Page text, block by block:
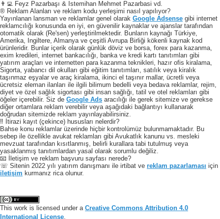
👨‍💻 Feyz Pazarbaşı & Istemihan Mehmet Pazarbasi vd.
® Reklam Alanları ve reklam kodu yerleşimi nasıl yapılıyor?
Yayınlanan lansman ve reklamlar genel olarak Google Adsense gibi internet
reklamcılığı konusunda en iyi, en güvenilir kaynaklar ve ajanslar tarafından
otomatik olarak (Re'sen) yerleştirilmektedir. Bunların kaynağı Türkiye,
Amerika, Ingiltere, Almanya ve çeşitli Avrupa Birliği kökenli kaynak kod
ürünleridir. Bunlar içerik olarak günlük döviz ve borsa, forex para kazanma,
exim kredileri, internet bankacılığı, banka ve kredi kartı tanıtımları gibi
yatırım araçları ve internetten para kazanma teknikleri, hazır ofis kiralama,
Sigorta, yabancı dil okulları gibi eğitim tanıtımları, satılık veya kiralık
taşınmaz eşyalar ve araç kiralama, ikinci el taşınır mallar, ücretli veya
ücretsiz eleman ilanları ile ilgili bilimum bedelli veya bedava reklamlar, rejim,
diyet ve özel sağlık sigortası gibi insan sağlığı, tatil ve otel reklamları gibi
öğeler içerebilir. Siz de Google Ads aracılığı ile gerek sitemize ve gerekse
diğer ortamlara reklam verebilir veya aşağıdaki bağlantıyı kullanarak
doğrudan sitemizde reklam yayınlayabilirsiniz.
‼️ İtirazi kayıt (çekince) hususları nelerdir?
Bahse konu reklamlar üzerinde hiçbir kontrolümüz bulunmamaktadır. Bu
sebep ile özellikle avukat reklamları gibi Avukatlık kanunu vs. mesleki
mevzuat tarafından kısıtlanmış, belirli kurallara tabi tutulmuş veya
yasaklanmış tanıtımlardan yasal olarak sorumlu değiliz.
📧 İletişim ve reklam başvuru sayfası nerede?
☏ Sitenin 2022 yılı yatırım danışmanı ile irtibat ve reklam pazarlaması için
iletişim kurmanız rica olunur.
This work is licensed under a Creative Commons Attribution 4.0
International License.